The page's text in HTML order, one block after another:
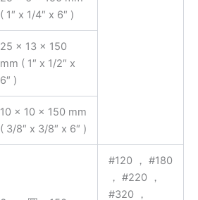
( 1″ x 1/4″ x 6″ )
25 x 13 x 150
mm ( 1″ x 1/2″ x
6″ )
10 x 10 x 150 mm
( 3/8″ x 3/8″ x 6″ )
#120 ， #180
， #220 ，
#320 ，